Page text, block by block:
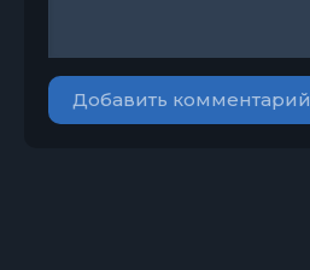
Добавить комментарий